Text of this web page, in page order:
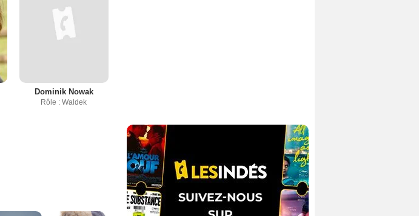
Dominik Nowak
Rôle : Waldek